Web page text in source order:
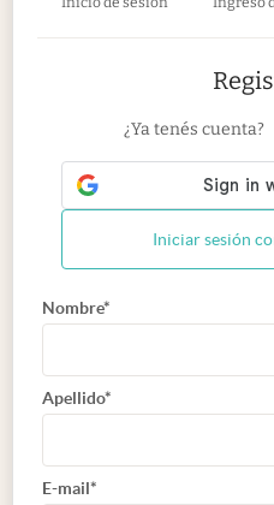
¿Ya tenés cuenta?
Iniciar sesión
Nombre*
Apellido*
E-mail*